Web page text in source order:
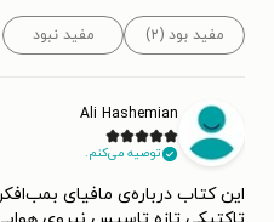
مفید بود (۲) مفید نبود
Ali Hashemian
توصیه می‌کنم.
این کتاب درباره‌ی مافیای